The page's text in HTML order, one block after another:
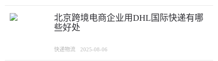
北京跨境电商企业用DHL国际快递有哪
些好处
快递物流 2025-08-06